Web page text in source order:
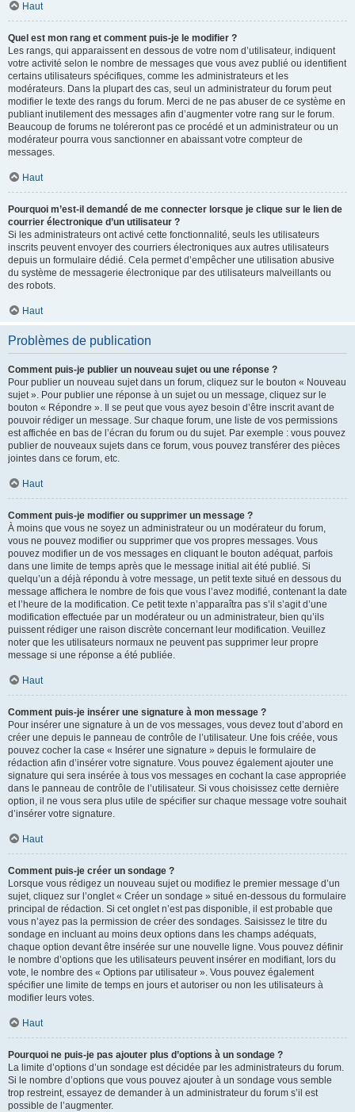
Haut
Quel est mon rang et comment puis-je le modifier ?
Les rangs, qui apparaissent en dessous de votre nom d’utilisateur, indiquent
votre activité selon le nombre de messages que vous avez publié ou identifient
certains utilisateurs spécifiques, comme les administrateurs et les
modérateurs. Dans la plupart des cas, seul un administrateur du forum peut
modifier le texte des rangs du forum. Merci de ne pas abuser de ce système en
publiant inutilement des messages afin d’augmenter votre rang sur le forum.
Beaucoup de forums ne toléreront pas ce procédé et un administrateur ou un
modérateur pourra vous sanctionner en abaissant votre compteur de
messages.
Haut
Pourquoi m’est-il demandé de me connecter lorsque je clique sur le lien de
courrier électronique d’un utilisateur ?
Si les administrateurs ont activé cette fonctionnalité, seuls les utilisateurs
inscrits peuvent envoyer des courriers électroniques aux autres utilisateurs
depuis un formulaire dédié. Cela permet d’empêcher une utilisation abusive
du système de messagerie électronique par des utilisateurs malveillants ou
des robots.
Haut
Problèmes de publication
Comment puis-je publier un nouveau sujet ou une réponse ?
Pour publier un nouveau sujet dans un forum, cliquez sur le bouton « Nouveau
sujet ». Pour publier une réponse à un sujet ou un message, cliquez sur le
bouton « Répondre ». Il se peut que vous ayez besoin d’être inscrit avant de
pouvoir rédiger un message. Sur chaque forum, une liste de vos permissions
est affichée en bas de l’écran du forum ou du sujet. Par exemple : vous pouvez
publier de nouveaux sujets dans ce forum, vous pouvez transférer des pièces
jointes dans ce forum, etc.
Haut
Comment puis-je modifier ou supprimer un message ?
À moins que vous ne soyez un administrateur ou un modérateur du forum,
vous ne pouvez modifier ou supprimer que vos propres messages. Vous
pouvez modifier un de vos messages en cliquant le bouton adéquat, parfois
dans une limite de temps après que le message initial ait été publié. Si
quelqu’un a déjà répondu à votre message, un petit texte situé en dessous du
message affichera le nombre de fois que vous l’avez modifié, contenant la date
et l’heure de la modification. Ce petit texte n’apparaîtra pas s’il s’agit d’une
modification effectuée par un modérateur ou un administrateur, bien qu’ils
puissent rédiger une raison discrète concernant leur modification. Veuillez
noter que les utilisateurs normaux ne peuvent pas supprimer leur propre
message si une réponse a été publiée.
Haut
Comment puis-je insérer une signature à mon message ?
Pour insérer une signature à un de vos messages, vous devez tout d’abord en
créer une depuis le panneau de contrôle de l’utilisateur. Une fois créée, vous
pouvez cocher la case « Insérer une signature » depuis le formulaire de
rédaction afin d’insérer votre signature. Vous pouvez également ajouter une
signature qui sera insérée à tous vos messages en cochant la case appropriée
dans le panneau de contrôle de l’utilisateur. Si vous choisissez cette dernière
option, il ne vous sera plus utile de spécifier sur chaque message votre souhait
d’insérer votre signature.
Haut
Comment puis-je créer un sondage ?
Lorsque vous rédigez un nouveau sujet ou modifiez le premier message d’un
sujet, cliquez sur l’onglet « Créer un sondage » situé en-dessous du formulaire
principal de rédaction. Si cet onglet n’est pas disponible, il est probable que
vous n’ayez pas la permission de créer des sondages. Saisissez le titre du
sondage en incluant au moins deux options dans les champs adéquats,
chaque option devant être insérée sur une nouvelle ligne. Vous pouvez définir
le nombre d’options que les utilisateurs peuvent insérer en modifiant, lors du
vote, le nombre des « Options par utilisateur ». Vous pouvez également
spécifier une limite de temps en jours et autoriser ou non les utilisateurs à
modifier leurs votes.
Haut
Pourquoi ne puis-je pas ajouter plus d’options à un sondage ?
La limite d’options d’un sondage est décidée par les administrateurs du forum.
Si le nombre d’options que vous pouvez ajouter à un sondage vous semble
trop restreint, essayez de demander à un administrateur du forum s’il est
possible de l’augmenter.